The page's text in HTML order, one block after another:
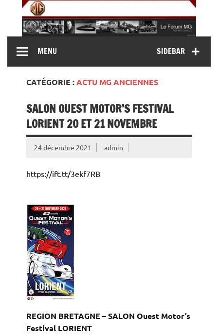
content
MG Contact
MG B, MG F, MG A, Midget…)SIDEBAR
MENU
CATÉGORIE :ACTU MG ANCIENNES
SALON OUEST MOTOR’S FESTIVAL
LORIENT 20 ET 21 NOVEMBRE
24 décembre 2021 admin
https://ift.tt/3ekf7RB
REGION BRETAGNE – SALON Ouest Motor’s
Festival LORIENT